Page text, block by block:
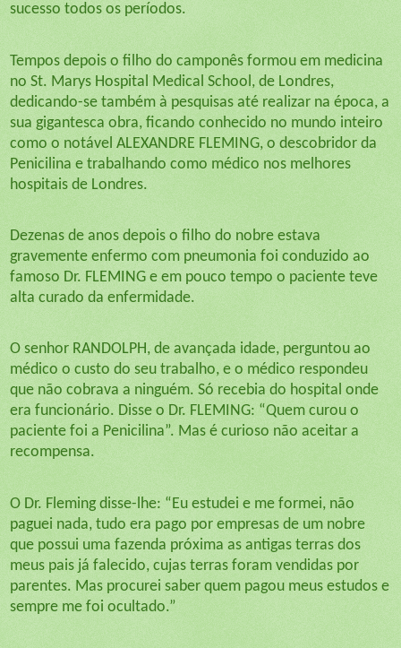
sucesso todos os períodos.
Tempos depois o filho do camponês formou em medicina
no St. Marys Hospital Medical School, de Londres,
dedicando-se também à pesquisas até realizar na época, a
sua gigantesca obra, ficando conhecido no mundo inteiro
como o notável ALEXANDRE FLEMING, o descobridor da
Penicilina e trabalhando como médico nos melhores
hospitais de Londres.
Dezenas de anos depois o filho do nobre estava
gravemente enfermo com pneumonia foi conduzido ao
famoso Dr. FLEMING e em pouco tempo o paciente teve
alta curado da enfermidade.
O senhor RANDOLPH, de avançada idade, perguntou ao
médico o custo do seu trabalho, e o médico respondeu
que não cobrava a ninguém. Só recebia do hospital onde
era funcionário. Disse o Dr. FLEMING: “Quem curou o
paciente foi a Penicilina”. Mas é curioso não aceitar a
recompensa.
O Dr. Fleming disse-lhe: “Eu estudei e me formei, não
paguei nada, tudo era pago por empresas de um nobre
que possui uma fazenda próxima as antigas terras dos
meus pais já falecido, cujas terras foram vendidas por
parentes. Mas procurei saber quem pagou meus estudos e
sempre me foi ocultado.”